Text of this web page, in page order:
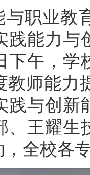
与职业教
践能力与
下午，
教师能
践与创新
、王耀生
全校各